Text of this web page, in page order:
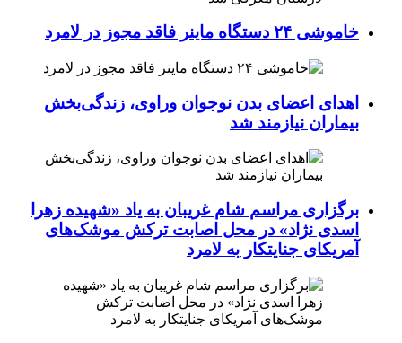
خاموشی ۲۴ دستگاه ماینر فاقد مجوز در لامرد
اهدای اعضای بدن نوجوان وراوی، زندگی‌بخش
بیماران نیازمند شد
برگزاری مراسم شام غریبان به یاد «شهیده زهرا
اسدی نژاد» در محل اصابت ترکش موشک‌های
آمریکای جنایتکار به لامرد